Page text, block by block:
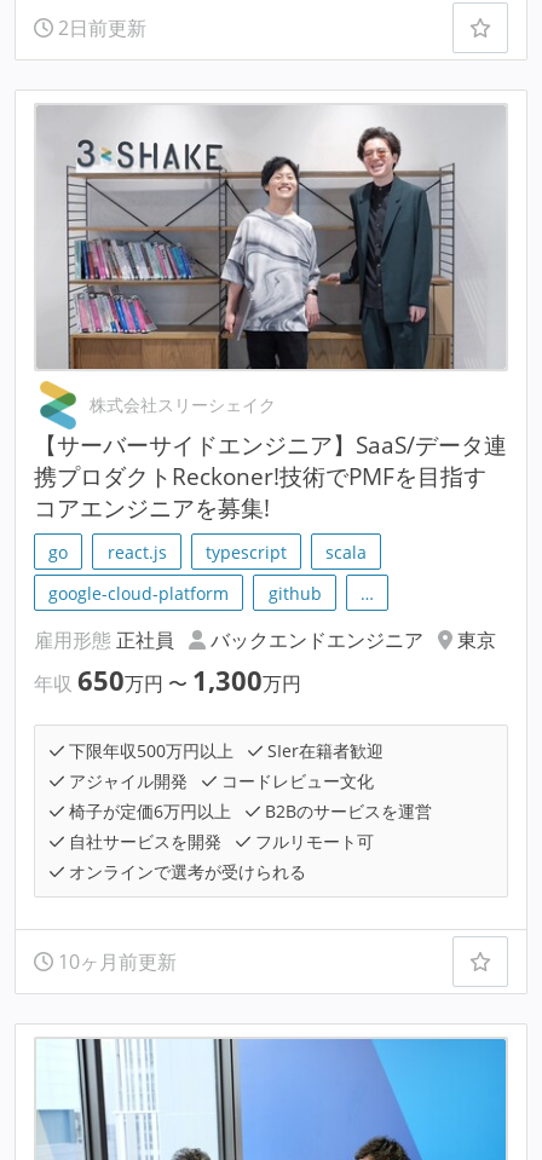
2日前更新
株式会社スリーシェイク
【サーバーサイドエンジニア】SaaS/データ連
携プロダクトReckoner!技術でPMFを目指す
コアエンジニアを募集!
go react.js typescript
scala
google-cloud-platform
github …
雇用形態 正社員 バックエンドエンジニア
東京
年収 650万円 〜 1,300万円
下限年収500万円以上
SIer在籍者歓迎
アジャイル開発
コードレビュー文化
椅子が定価6万円以上
B2Bのサービスを運営
自社サービスを開発
フルリモート可
オンラインで選考が受けられる
10ヶ月前更新